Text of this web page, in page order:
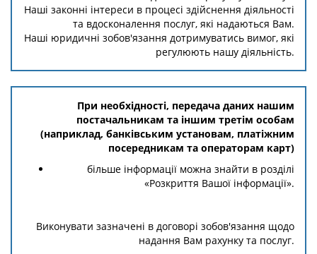
Наші законні інтереси в процесі здійснення діяльності
та вдосконалення послуг, які надаються Вам.
Наші юридичні зобов'язання дотримуватись вимог, які
регулюють нашу діяльність.
При необхідності, передача даних нашим
постачальникам та іншим третім особам
(наприклад, банківським установам, платіжним
посередникам та операторам карт)
більше інформації можна знайти в розділі
«Розкриття Вашої інформації».
Виконувати зазначені в договорі зобов'язання щодо
надання Вам рахунку та послуг.